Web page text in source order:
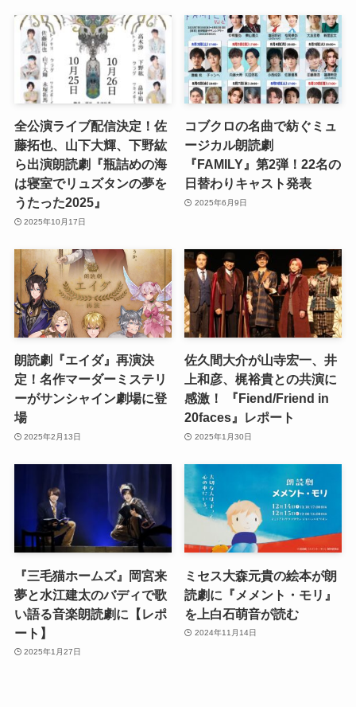
全公演ライブ配信決定！佐
藤拓也、山下大輝、下野紘
ら出演朗読劇『瓶詰めの海
は寝室でリュズタンの夢を
うたった2025』
2025年10月17日
コブクロの名曲で紡ぐミュ
ージカル朗読劇
『FAMILY』第2弾！22名の
日替わりキャスト発表
2025年6月9日
朗読劇『エイダ』再演決
定！名作マーダーミステリ
ーがサンシャイン劇場に登
場
2025年2月13日
佐久間大介が山寺宏一、井
上和彦、梶裕貴との共演に
感激！ 『Fiend/Friend in
20faces』レポート
2025年1月30日
『三毛猫ホームズ』岡宮来
夢と水江建太のバディで歌
い語る音楽朗読劇に【レポ
ート】
2025年1月27日
ミセス大森元貴の絵本が朗
読劇に『メメント・モリ』
を上白石萌音が読む
2024年11月14日